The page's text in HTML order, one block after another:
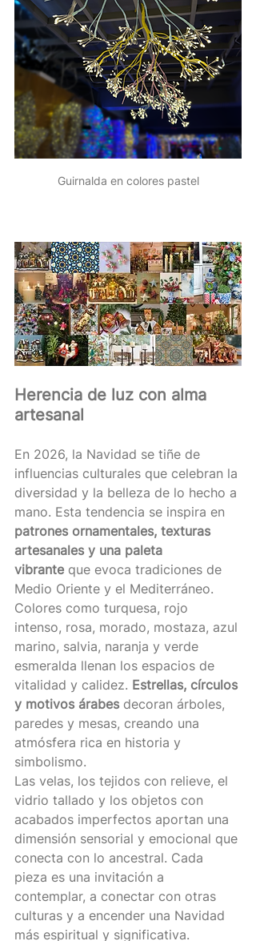
Guirnalda en colores pastel
Herencia de luz con alma
artesanal
En 2026, la Navidad se tiñe de
influencias culturales que celebran la
diversidad y la belleza de lo hecho a
mano. Esta tendencia se inspira en
patrones ornamentales, texturas
artesanales y una paleta
vibrante que evoca tradiciones de
Medio Oriente y el Mediterráneo.
Colores como turquesa, rojo
intenso, rosa, morado, mostaza, azul
marino, salvia, naranja y verde
esmeralda llenan los espacios de
vitalidad y calidez. Estrellas, círculos
y motivos árabes decoran árboles,
paredes y mesas, creando una
atmósfera rica en historia y
simbolismo.
Las velas, los tejidos con relieve, el
vidrio tallado y los objetos con
acabados imperfectos aportan una
dimensión sensorial y emocional que
conecta con lo ancestral. Cada
pieza es una invitación a
contemplar, a conectar con otras
culturas y a encender una Navidad
más espiritual y significativa.